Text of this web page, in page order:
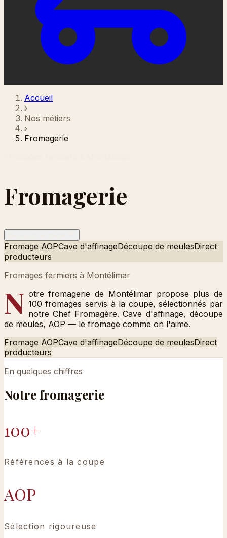
Accueil
›
Nos métiers
›
Fromagerie
Fromagerie
Fromage AOPCave d'affinageDécoupe de meulesDirect
producteurs
Fromages fermiers à Montélimar
N otre fromagerie de Montélimar propose plus de
100 fromages servis à la coupe, sélectionnés par
notre Chef Fromagère. Cave d'affinage, découpe
de meules, AOP — le fromage comme on l'aime.
Fromage AOPCave d'affinageDécoupe de meulesDirect
producteurs
En quelques chiffres
Notrefromagerie
100+
Références à la coupe
AOP
Sélection rigoureuse